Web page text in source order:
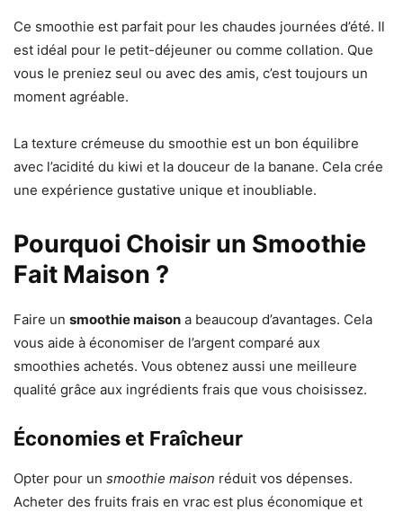
Ce smoothie est parfait pour les chaudes journées d’été. Il
est idéal pour le petit-déjeuner ou comme collation. Que
vous le preniez seul ou avec des amis, c’est toujours un
moment agréable.
La texture crémeuse du smoothie est un bon équilibre
avec l’acidité du kiwi et la douceur de la banane. Cela crée
une expérience gustative unique et inoubliable.
Pourquoi Choisir un Smoothie
Fait Maison ?
Faire un smoothie maison a beaucoup d’avantages. Cela
vous aide à économiser de l’argent comparé aux
smoothies achetés. Vous obtenez aussi une meilleure
qualité grâce aux ingrédients frais que vous choisissez.
Économies et Fraîcheur
Opter pour un smoothie maison réduit vos dépenses.
Acheter des fruits frais en vrac est plus économique et